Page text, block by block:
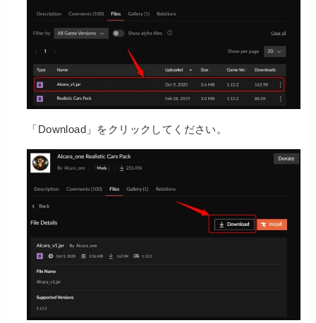
「Download」をクリックしてください。